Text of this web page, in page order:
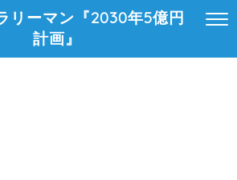
リーマン『2030年5億円
計画』